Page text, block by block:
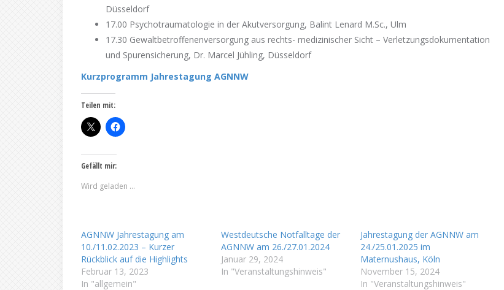
Düsseldorf
17.00 Psychotraumatologie in der Akutversorgung, Balint Lenard M.Sc., Ulm
17.30 Gewaltbetroffenenversorgung aus rechts- medizinischer Sicht – Verletzungsdokumentation
und Spurensicherung, Dr. Marcel Jühling, Düsseldorf
Kurzprogramm Jahrestagung AGNNW
Teilen mit:
Gefällt mir:
Wird geladen …
AGNNW Jahrestagung am
10./11.02.2023 – Kurzer
Rückblick auf die Highlights
Februar 13, 2023
In "allgemein"
Westdeutsche Notfalltage der
AGNNW am 26./27.01.2024
Januar 29, 2024
In "Veranstaltungshinweis"
Jahrestagung der AGNNW am
24./25.01.2025 im
Maternushaus, Köln
November 15, 2024
In "Veranstaltungshinweis"